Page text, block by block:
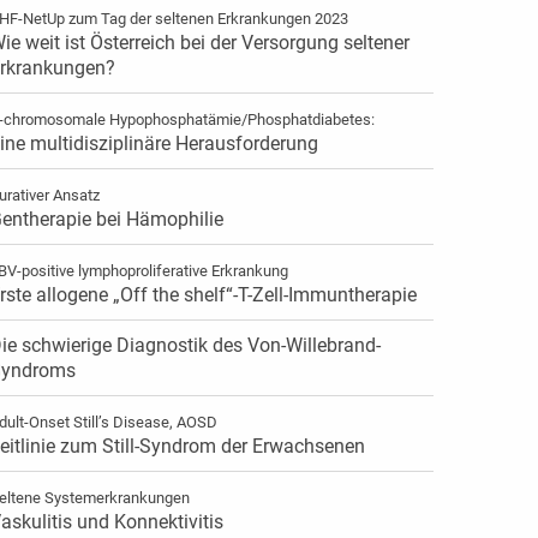
NetUp zum Tag der seltenen Erkrankungen 2023
weit ist Österreich bei der Versorgung seltener
chromosomale Hypophosphatämie/Phosphatdiabetes:
multidisziplinäre Herausforderung
Ansatz
bei Hämophilie
positive lymphoproliferative Erkrankung
allogene „Off the shelf“-T-Zell-Immuntherapie
schwierige Diagnostik des Von-Willebrand-
Onset Still’s Disease, AOSD
zum Still-Syndrom der Erwachsenen
Systemerkrankungen
und Konnektivitis